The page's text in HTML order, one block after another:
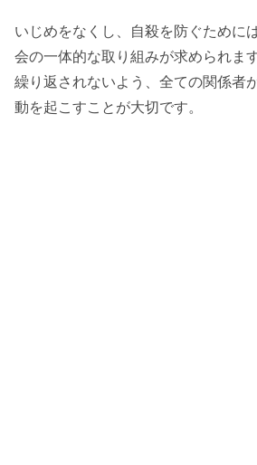
いじめをなくし、自殺を防ぐために
会の一体的な取り組みが求められま
繰り返されないよう、全ての関係者
動を起こすことが大切です。